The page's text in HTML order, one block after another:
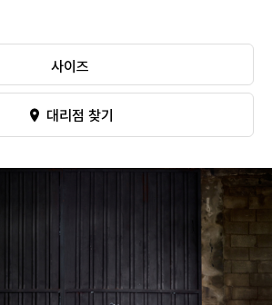
사이즈
대리점 찾기